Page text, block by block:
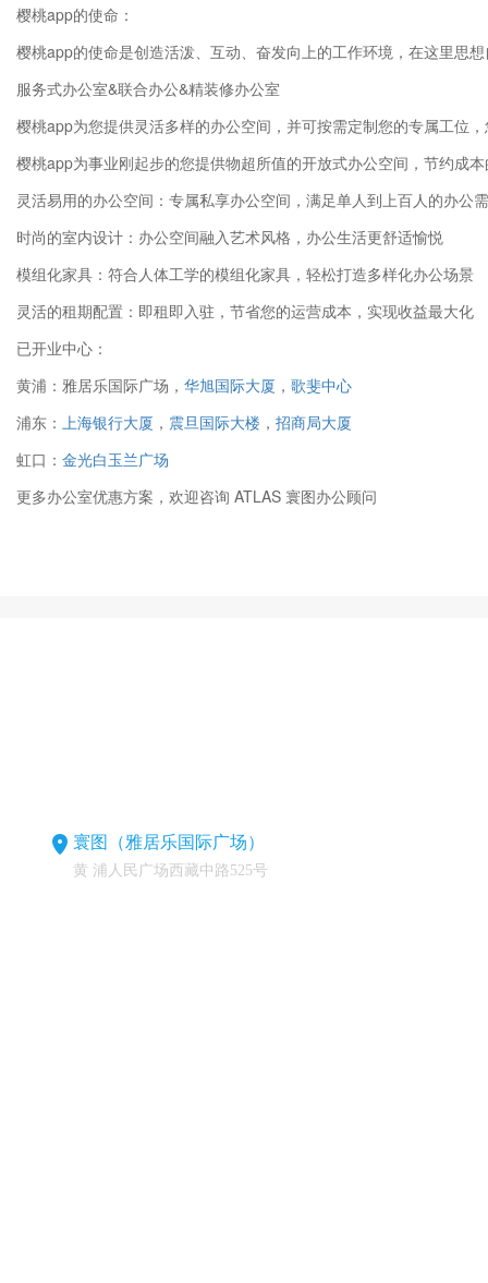
樱桃app的使命：
樱桃app的使命是创造活泼、互动、奋发向上的工作环境，在这里思
服务式办公室&联合办公&精装修办公室
樱桃app为您提供灵活多样的办公空间，并可按需定制您的专属工位
樱桃app为事业刚起步的您提供物超所值的开放式办公空间，节约成本
灵活易用的办公空间：专属私享办公空间，满足单人到上百人的办公
时尚的室内设计：办公空间融入艺术风格，办公生活更舒适愉悦
模组化家具：符合人体工学的模组化家具，轻松打造多样化办公场景
灵活的租期配置：即租即入驻，节省您的运营成本，实现收益最大化
已开业中心：
黄浦：雅居乐国际广场， 华旭国际大厦 ， 歌斐中心
浦东： 上海银行大厦 ， 震旦国际大楼 ， 招商局大厦
虹口： 金光白玉兰广场
更多办公室优惠方案，欢迎咨询 ATLAS 寰图办公顾问
寰图（雅居乐国际广场）
黄 浦人民广场西藏中路525号